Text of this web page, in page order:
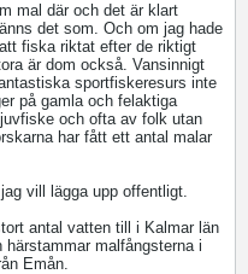
mal där och det är klart
det som. Och om jag hade
fiska riktat efter de riktigt
är dom också. Vansinnigt
sportfiskeresurs inte
på gamla och felaktiga
och ofta av folk utan
har fått ett antal malar
vill lägga upp offentligt.
antal vatten till i Kalmar län
malfångsterna i
Emån.